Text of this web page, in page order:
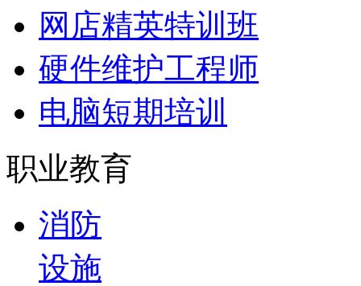
网店精英特训班
硬件维护工程师
电脑短期培训
职业教育
消防
设施